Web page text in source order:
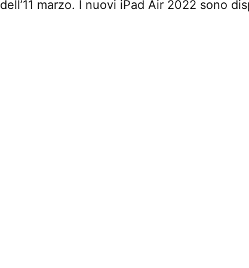
dell’11 marzo. I nuovi iPad Air 2022 sono